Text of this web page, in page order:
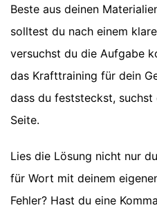
Beste aus deinen
solltest du nach einem
versuchst du die Aufgabe
das Krafttraining für dein
dass du feststeckst,
Seite.
Lies die Lösung nicht nur
für Wort mit deinem
Fehler? Hast du eine